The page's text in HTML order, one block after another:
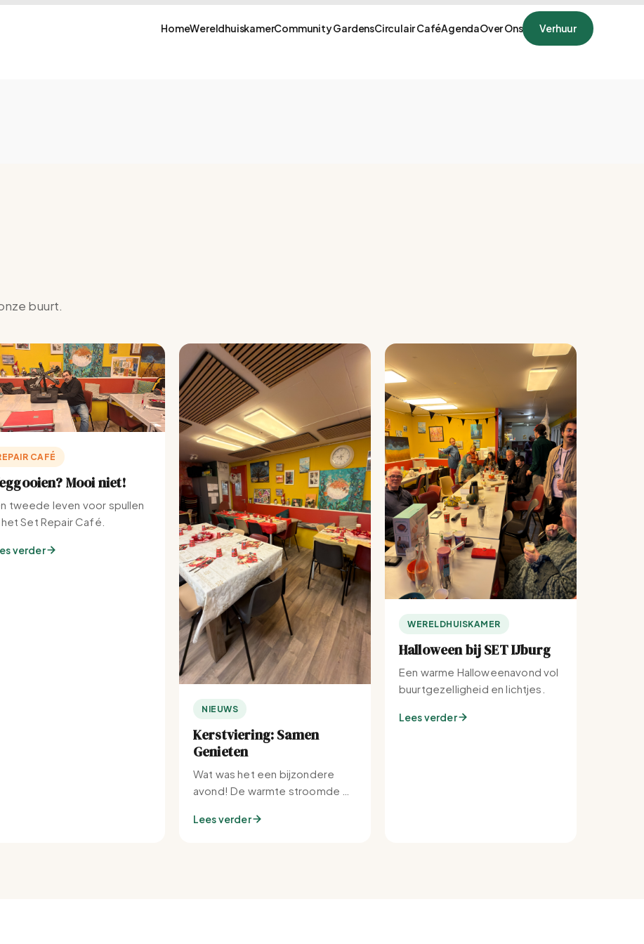
HomeWereldhuiskamerCommunity GardensCirculair CaféAgendaOver Ons Verhuur
buurt.
CAFÉ
Mooi niet!
tweede leven voor spullen
Set Repair Café.
verder
NIEUWS
Kerstviering: Samen
Genieten
Wat was het een bijzondere
avond! De warmte stroomde bij
Lees verder
WERELDHUISKAMER
Halloween bij SET IJburg
Een warme Halloweenavond vol
buurtgezelligheid en lichtjes.
Lees verder